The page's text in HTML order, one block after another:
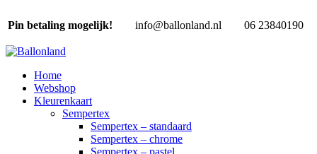
Pin betaling mogelijk! info@ballonland.nl 06 23840190
Home
Webshop
Kleurenkaart
Sempertex
Sempertex – standaard
Sempertex – chrome
Sempertex – pastel